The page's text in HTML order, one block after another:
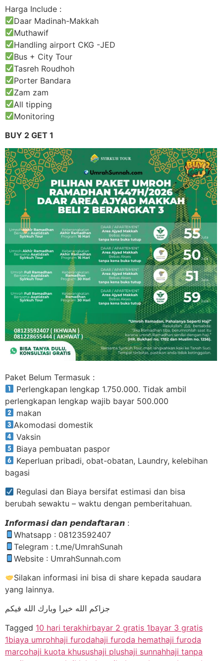
Harga Include :
Daar Madinah-Makkah
Muthawif
Handling airport CKG -JED
Bus + City Tour
Tasreh Roudhoh
Porter Bandara
Zam zam
All tipping
Monitoring
BUY 2 GET 1
Paket Belum Termasuk :
Perlengkapan lengkap 1.750.000. Tidak ambil
perlengkapan lengkap wajib bayar 500.000
makan
Akomodasi domestik
Vaksin
Biaya pembuatan paspor
Keperluan pribadi, obat-obatan, Laundry, kelebihan
bagasi
Regulasi dan Biaya bersifat estimasi dan bisa
berubah sewaktu – waktu dengan pemberitahuan.
𝙄𝙣𝙛𝙤𝙧𝙢𝙖𝙨𝙞 𝙙𝙖𝙣 𝙥𝙚𝙣𝙙𝙖𝙛𝙩𝙖𝙧𝙖𝙣 :
Whatsapp : 08123592407
Telegram : t.me/UmrahSunah
Website : UmrahSunnah.com
Silakan informasi ini bisa di share kepada saudara
yang lainnya.
جزاكم الله خيرا وبارك الله فيكم
Tagged 10 hari terakhirbayar 2 gratis 1bayar 3 gratis
1biaya umrohhaji furodahaji furoda hemathaji furoda
marcohaji kuota khusushaji plushaji sunnahhaji tanpa